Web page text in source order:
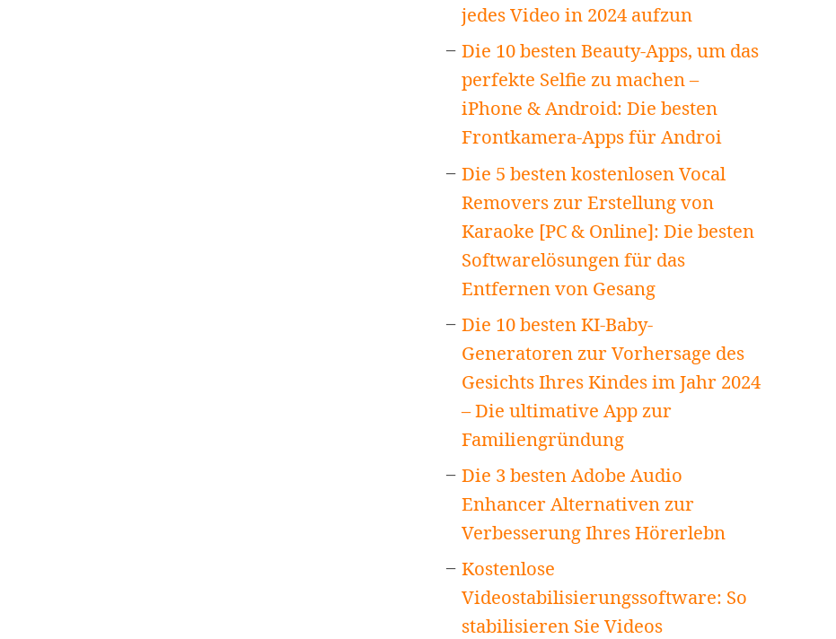
jedes Video in 2024 aufzun
Die 10 besten Beauty-Apps, um das
perfekte Selfie zu machen –
iPhone & Android: Die besten
Frontkamera-Apps für Androi
Die 5 besten kostenlosen Vocal
Removers zur Erstellung von
Karaoke [PC & Online]: Die besten
Softwarelösungen für das
Entfernen von Gesang
Die 10 besten KI-Baby-
Generatoren zur Vorhersage des
Gesichts Ihres Kindes im Jahr 2024
– Die ultimative App zur
Familiengründung
Die 3 besten Adobe Audio
Enhancer Alternativen zur
Verbesserung Ihres Hörerlebn
Kostenlose
Videostabilisierungssoftware: So
stabilisieren Sie Videos